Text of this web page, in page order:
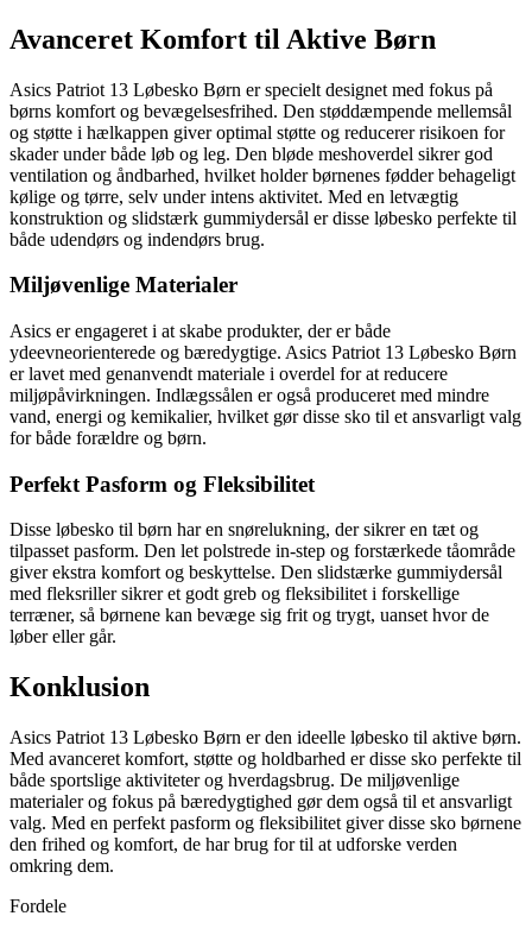
Avanceret Komfort til Aktive Børn
Asics Patriot 13 Løbesko Børn er specielt designet med fokus på
børns komfort og bevægelsesfrihed. Den støddæmpende mellemsål
og støtte i hælkappen giver optimal støtte og reducerer risikoen for
skader under både løb og leg. Den bløde meshoverdel sikrer god
ventilation og åndbarhed, hvilket holder børnenes fødder behageligt
kølige og tørre, selv under intens aktivitet. Med en letvægtig
konstruktion og slidstærk gummiydersål er disse løbesko perfekte til
både udendørs og indendørs brug.
Miljøvenlige Materialer
Asics er engageret i at skabe produkter, der er både
ydeevneorienterede og bæredygtige. Asics Patriot 13 Løbesko Børn
er lavet med genanvendt materiale i overdel for at reducere
miljøpåvirkningen. Indlægssålen er også produceret med mindre
vand, energi og kemikalier, hvilket gør disse sko til et ansvarligt valg
for både forældre og børn.
Perfekt Pasform og Fleksibilitet
Disse løbesko til børn har en snørelukning, der sikrer en tæt og
tilpasset pasform. Den let polstrede in-step og forstærkede tåområde
giver ekstra komfort og beskyttelse. Den slidstærke gummiydersål
med fleksriller sikrer et godt greb og fleksibilitet i forskellige
terræner, så børnene kan bevæge sig frit og trygt, uanset hvor de
løber eller går.
Konklusion
Asics Patriot 13 Løbesko Børn er den ideelle løbesko til aktive børn.
Med avanceret komfort, støtte og holdbarhed er disse sko perfekte til
både sportslige aktiviteter og hverdagsbrug. De miljøvenlige
materialer og fokus på bæredygtighed gør dem også til et ansvarligt
valg. Med en perfekt pasform og fleksibilitet giver disse sko børnene
den frihed og komfort, de har brug for til at udforske verden
omkring dem.
Fordele